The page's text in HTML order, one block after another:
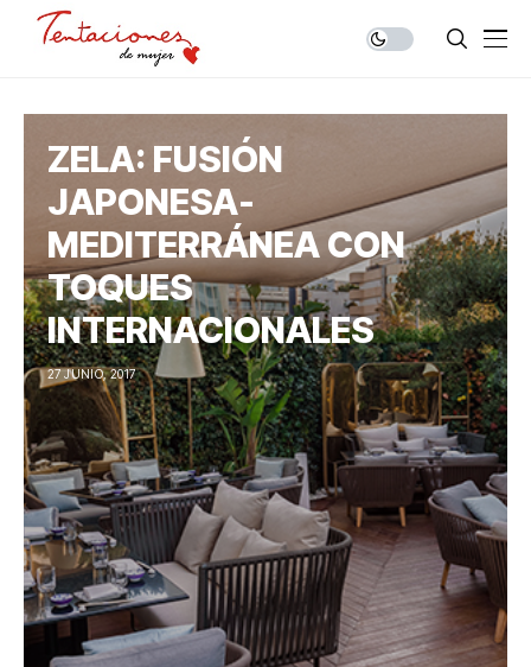
ZELA: FUSIÓN
JAPONESA-
MEDITERRÁNEA CON
TOQUES
INTERNACIONALES
27 JUNIO, 2017